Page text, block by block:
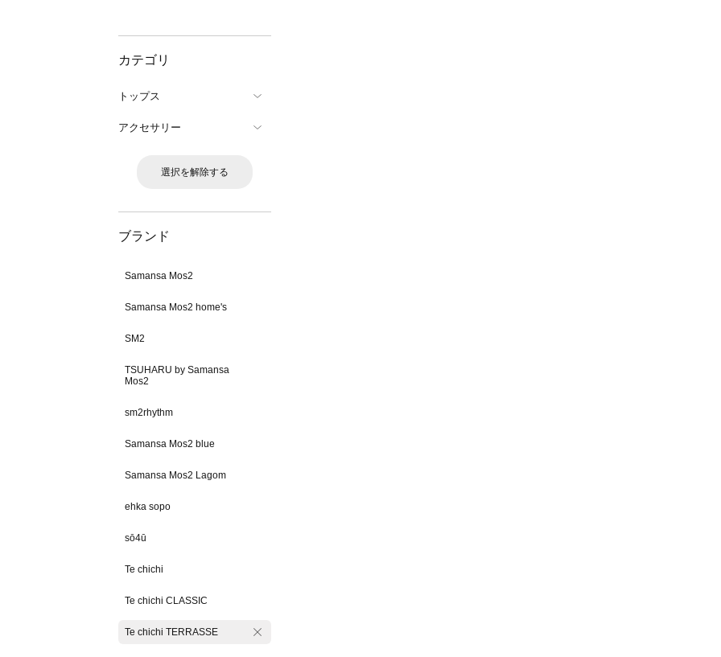
カテゴリ
トップス
アクセサリー
選択を解除する
ブランド
Samansa Mos2
Samansa Mos2 home's
SM2
TSUHARU by Samansa
Mos2
sm2rhythm
Samansa Mos2 blue
Samansa Mos2 Lagom
ehka sopo
sō4ū
Te chichi
Te chichi CLASSIC
Te chichi TERRASSE